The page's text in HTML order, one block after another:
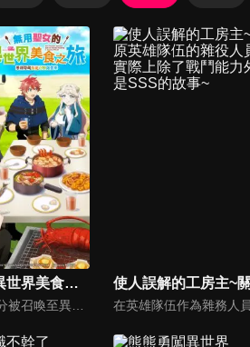
無用聖女的異世界美食之旅 憑藉隱藏技能召喚露營車
倫以聖女的身分被召喚至異世界，卻因為技能毫無用處而遭到驅逐。然而，她的技能正是在特殊環境下才能發揮真正價值的超實用技能！倫使用「露營車（Motor House）」技能召喚出她嚮往的露營車，踏上旅途──！ 喜歡戶外活動的她熱血沸騰，挑戰第一次在異世界釣魚，從河上飄過來的……卻是鬼龍（Dragur）冒險者！倫將他救上來，招待他用剛釣到的魚做的料理，對方誠懇地拜託她「求妳來我的隊伍掌廚！」……？